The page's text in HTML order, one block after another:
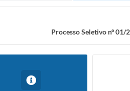
Processo Seletivo nº